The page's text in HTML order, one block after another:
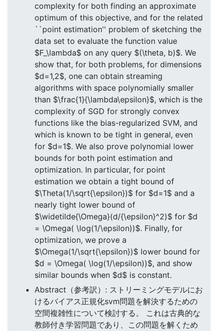
complexity for both finding an approximate
optimum of this objective, and for the related
``point estimation'' problem of sketching the
data set to evaluate the function value
$F_\lambda$ on any query $(\theta, b)$. We
show that, for both problems, for dimensions
$d=1,2$, one can obtain streaming
algorithms with space polynomially smaller
than $\frac{1}{\lambda\epsilon}$, which is the
complexity of SGD for strongly convex
functions like the bias-regularized SVM, and
which is known to be tight in general, even
for $d=1$. We also prove polynomial lower
bounds for both point estimation and
optimization. In particular, for point
estimation we obtain a tight bound of
$\Theta(1/\sqrt{\epsilon})$ for $d=1$ and a
nearly tight lower bound of
$\widetilde{\Omega}(d/{\epsilon}^2)$ for $d
= \Omega( \log(1/\epsilon))$. Finally, for
optimization, we prove a
$\Omega(1/\sqrt{\epsilon})$ lower bound for
$d = \Omega( \log(1/\epsilon))$, and show
similar bounds when $d$ is constant.
Abstract（参考訳）: ストリーミングモデルにお
けるバイアス正規化svm問題を解決するための
空間複雑性について検討する。 これは古典的な
教師付き学習問題であり、この問題を解くため